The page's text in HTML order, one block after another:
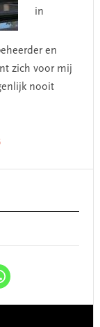
in
en
zich voor mij
nooit